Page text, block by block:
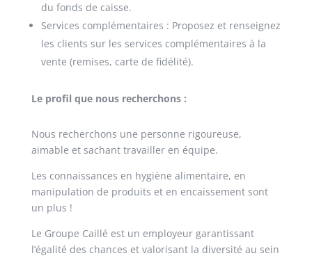
du fonds de caisse.
Services complémentaires : Proposez et renseignez
les clients sur les services complémentaires à la
vente (remises, carte de fidélité).
Le profil que nous recherchons :
Nous recherchons une personne rigoureuse,
aimable et sachant travailler en équipe.
Les connaissances en hygiène alimentaire, en
manipulation de produits et en encaissement sont
un plus !
Le Groupe Caillé est un employeur garantissant
l’égalité des chances et valorisant la diversité au sein